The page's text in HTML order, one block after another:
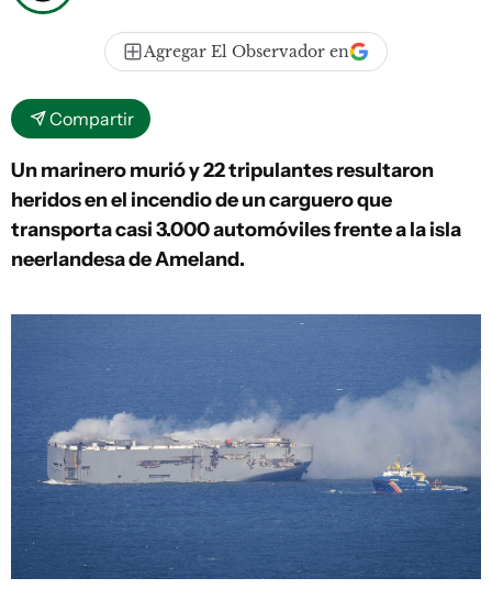
Agregar El Observador en
Compartir
Un marinero murió y 22 tripulantes resultaron
heridos en el incendio de un carguero que
transporta casi 3.000 automóviles frente a la isla
neerlandesa de Ameland.